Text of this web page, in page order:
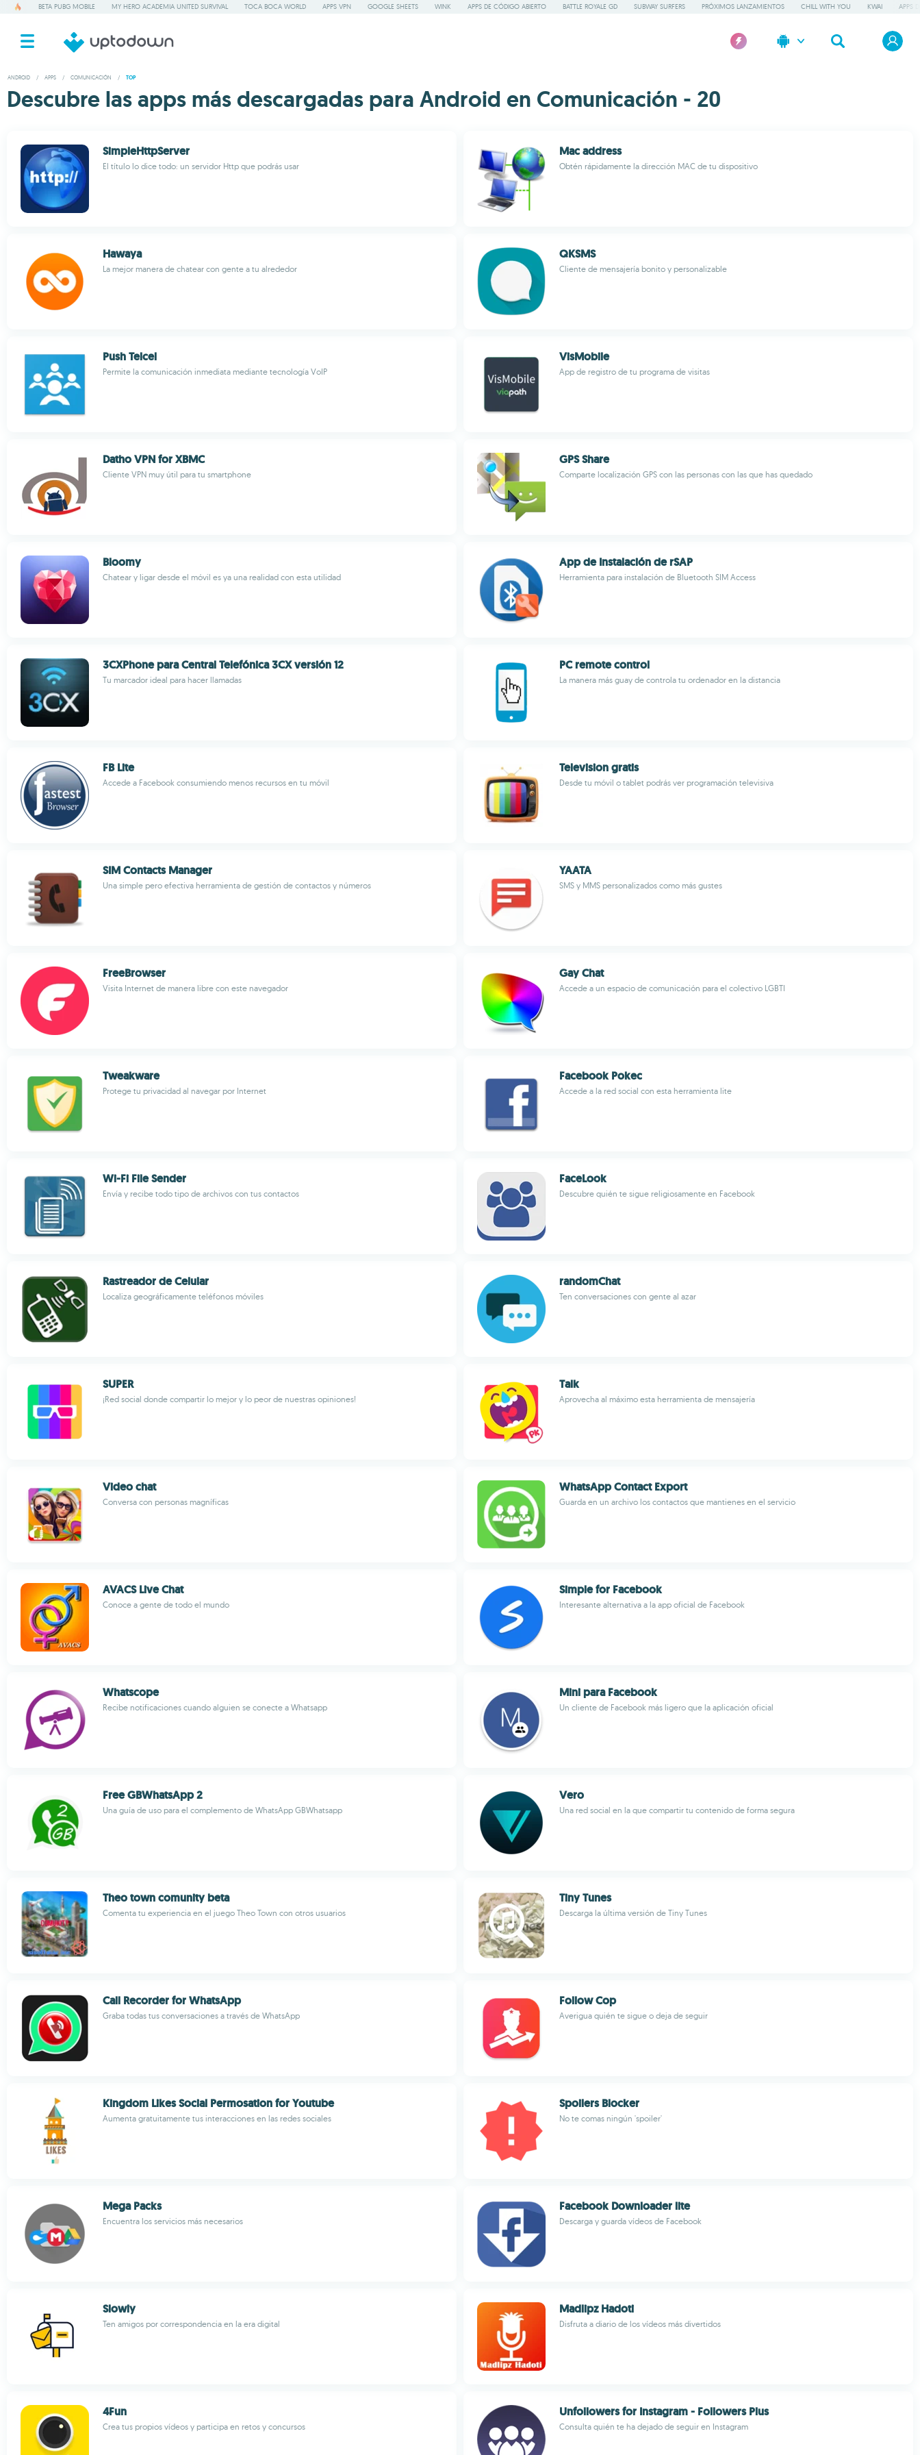
BETA PUBG MOBILE MY HERO ACADEMIA UNITED SURVIVAL TOCA BOCA WORLD APPS VPN GOOGLE SHEETS WINK APPS DE CÓDIGO ABIERTO BATTLE ROYALE GD SUBWAY SURFERS PRÓXIMOS LANZAMIENTOS CHILL WITH YOU KWAI APPS
ANDROID / APPS / COMUNICACIÓN / TOP
Descubre las apps más descargadas para Android en Comunicación - 20
SimpleHttpServer
El título lo dice todo: un servidor Http que podrás usar
Mac address
Obtén rápidamente la dirección MAC de tu dispositivo
Hawaya
La mejor manera de chatear con gente a tu alrededor
QKSMS
Cliente de mensajería bonito y personalizable
Push Telcel
Permite la comunicación inmediata mediante tecnología VoIP
VisMobile
App de registro de tu programa de visitas
Datho VPN for XBMC
Cliente VPN muy útil para tu smartphone
GPS Share
Comparte localización GPS con las personas con las que has quedado
Bloomy
Chatear y ligar desde el móvil es ya una realidad con esta utilidad
App de Instalación de rSAP
Herramienta para instalación de Bluetooth SIM Access
3CXPhone para Central Telefónica 3CX versión 12
Tu marcador ideal para hacer llamadas
PC remote control
La manera más guay de controla tu ordenador en la distancia
FB Lite
Accede a Facebook consumiendo menos recursos en tu móvil
Television gratis
Desde tu móvil o tablet podrás ver programación televisiva
SIM Contacts Manager
Una simple pero efectiva herramienta de gestión de contactos y números
YAATA
SMS y MMS personalizados como más gustes
FreeBrowser
Visita Internet de manera libre con este navegador
Gay Chat
Accede a un espacio de comunicación para el colectivo LGBTI
Tweakware
Protege tu privacidad al navegar por Internet
Facebook Pokec
Accede a la red social con esta herramienta lite
Wi-Fi File Sender
Envía y recibe todo tipo de archivos con tus contactos
FaceLook
Descubre quién te sigue religiosamente en Facebook
Rastreador de Celular
Localiza geográficamente teléfonos móviles
randomChat
Ten conversaciones con gente al azar
SUPER
¡Red social donde compartir lo mejor y lo peor de nuestras opiniones!
Talk
Aprovecha al máximo esta herramienta de mensajería
Video chat
Conversa con personas magníficas
WhatsApp Contact Export
Guarda en un archivo los contactos que mantienes en el servicio
AVACS Live Chat
Conoce a gente de todo el mundo
Simple for Facebook
Interesante alternativa a la app oficial de Facebook
Whatscope
Recibe notificaciones cuando alguien se conecte a Whatsapp
Mini para Facebook
Un cliente de Facebook más ligero que la aplicación oficial
Free GBWhatsApp 2
Una guía de uso para el complemento de WhatsApp GBWhatsapp
Vero
Una red social en la que compartir tu contenido de forma segura
Theo town comunity beta
Comenta tu experiencia en el juego Theo Town con otros usuarios
Tiny Tunes
Descarga la última versión de Tiny Tunes
Call Recorder for WhatsApp
Graba todas tus conversaciones a través de WhatsApp
Follow Cop
Averigua quién te sigue o deja de seguir
Kingdom Likes Social Permosation for Youtube
Aumenta gratuitamente tus interacciones en las redes sociales
Spoilers Blocker
No te comas ningún 'spoiler'
Mega Packs
Encuentra los servicios más necesarios
Facebook Downloader lite
Descarga y guarda vídeos de Facebook
Slowly
Ten amigos por correspondencia en la era digital
Madlipz Hadoti
Disfruta a diario de los vídeos más divertidos
4Fun
Crea tus propios vídeos y participa en retos y concursos
Unfollowers for Instagram - Followers Plus
Consulta quién te ha dejado de seguir en Instagram